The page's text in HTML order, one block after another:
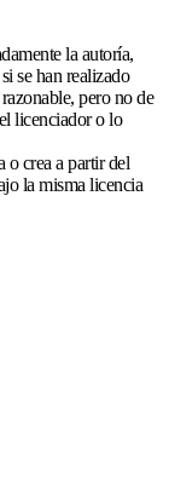
la autoría,
se han realizado
pero no de
licenciador o lo
crea a partir del
la misma licencia